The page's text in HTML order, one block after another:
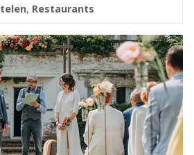
, Restaurants